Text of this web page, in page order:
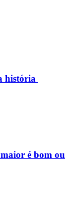
história
é bom ou